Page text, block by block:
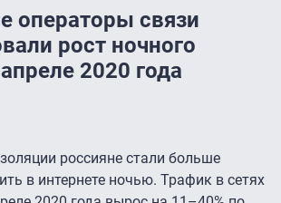
операторы связи
рост ночного
2020 года
россияне стали больше
в интернете ночью. Трафик в сетях